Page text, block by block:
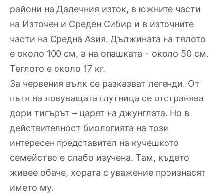
райони на Далечния изток, в южните части
на Източен и Среден Сибир и в източните
части на Средна Азия. Дължината на тялото
е около 100 см, а на опашката – около 50 см.
Теглото е около 17 кг.
За червения вълк се разказват легенди. От
пътя на ловуващата глутница се отстранява
дори тигърът – царят на джунглата. Но в
действителност биологията на този
интересен представител на кучешкото
семейство е слабо изучена. Там, където
живее обаче, хората с уважение произнасят
името му.